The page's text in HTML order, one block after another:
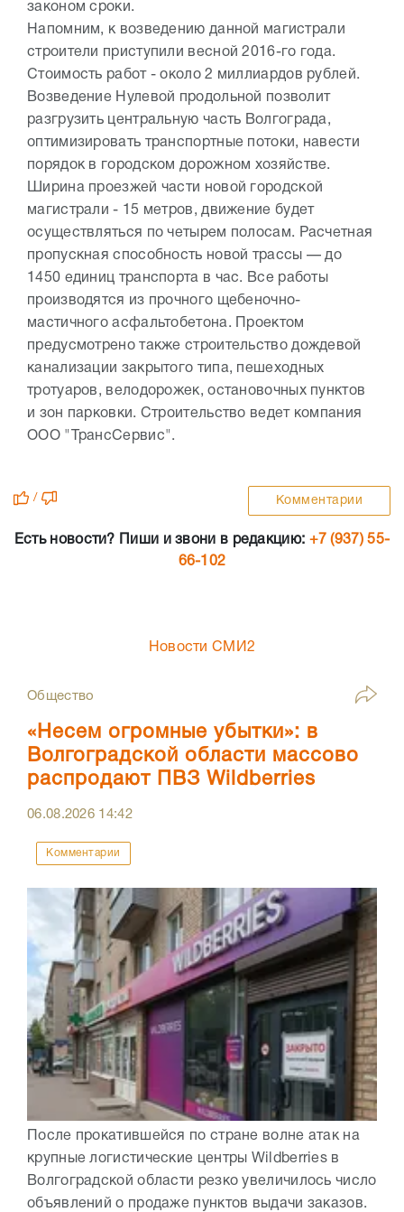
законом сроки.
Напомним, к возведению данной магистрали
строители приступили весной 2016-го года.
Стоимость работ - около 2 миллиардов рублей.
Возведение Нулевой продольной позволит
разгрузить центральную часть Волгограда,
оптимизировать транспортные потоки, навести
порядок в городском дорожном хозяйстве.
Ширина проезжей части новой городской
магистрали - 15 метров, движение будет
осуществляться по четырем полосам. Расчетная
пропускная способность новой трассы — до
1450 единиц транспорта в час. Все работы
производятся из прочного щебеночно-
мастичного асфальтобетона. Проектом
предусмотрено также строительство дождевой
канализации закрытого типа, пешеходных
тротуаров, велодорожек, остановочных пунктов
и зон парковки. Строительство ведет компания
ООО "ТрансСервис".
/ Комментарии
Есть новости? Пиши и звони в редакцию: +7 (937) 55-
66-102
Новости СМИ2
Общество
«Несем огромные убытки»: в
Волгоградской области массово
распродают ПВЗ Wildberries
06.08.2026 14:42
Комментарии
После прокатившейся по стране волне атак на
крупные логистические центры Wildberries в
Волгоградской области резко увеличилось число
объявлений о продаже пунктов выдачи заказов.